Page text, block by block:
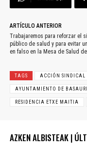
ARTÍCULO ANTERIOR
Trabajaremos para reforzar el
público de salud y para evitar
en falso en la Mesa de Salud de
TAGS ACCIÓN SINDICAL
AYUNTAMIENTO DE BASAURI
RESIDENCIA ETXE MAITIA
AZKEN ALBISTEAK |